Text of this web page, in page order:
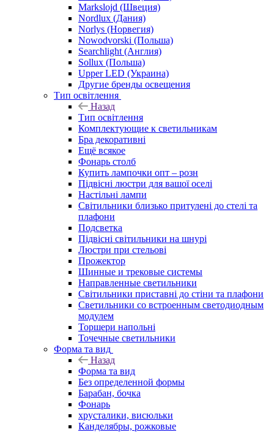
Markslojd (Швеция)
Nordlux (Дания)
Norlys (Норвегия)
Nowodvorski (Польша)
Searchlight (Англия)
Sollux (Польша)
Upper LED (Украина)
Другие бренды освещения
Тип освітлення
Назад
Тип освітлення
Комплектующие к светильникам
Бра декоративні
Ещё всякое
Фонарь столб
Купить лампочки опт – розн
Підвісні люстри для вашої оселі
Настільні лампи
Світильники близько притулені до стелі та
плафони
Подсветка
Підвісні світильники на шнурі
Люстри при стельові
Прожектор
Шинные и трековые системы
Направленные светильники
Світильники приставні до стіни та плафони
Светильники со встроенным светодиодным
модулем
Торшери напольні
Точечные светильники
Форма та вид
Назад
Форма та вид
Без определенной формы
Барабан, бочка
Фонарь
хрусталики, висюльки
Канделябры, рожковые